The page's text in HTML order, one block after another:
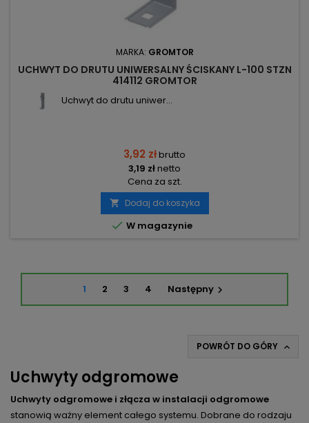
MARKA: GROMTOR
UCHWYT DO DRUTU UNIWERSALNY ŚCISKANY L-100 STZN
414112 GROMTOR
Uchwyt do drutu uniwer...
3,92 złbrutto
3,19 złnetto
Cena za szt.
 Dodaj do koszyka
 W magazynie
1 2 3 4 Następny 
POWRÓT DO GÓRY 
Uchwyty odgromowe
Uchwyty odgromowe i złącza w instalacji odgromowe
stanowią ważny element całego systemu. Dobrane do rodzaju